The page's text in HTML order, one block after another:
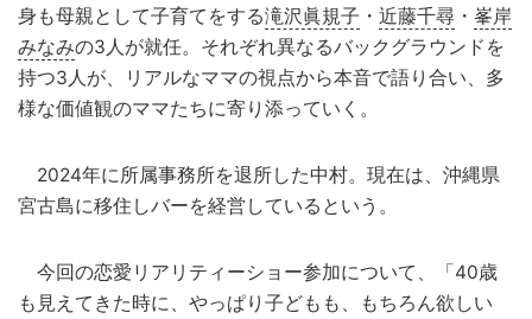
身も母親として子育てをする滝沢眞規子 ・ 近藤千尋 ・ 峯岸
みなみの3人が就任。それぞれ異なるバックグラウンドを
持つ3人が、リアルなママの視点から本音で語り合い、多
様な価値観のママたちに寄り添っていく。
2024年に所属事務所を退所した中村。現在は、沖縄県
宮古島に移住しバーを経営しているという。
今回の恋愛リアリティーショー参加について、「40歳
も見えてきた時に、やっぱり子どもも、もちろん欲しい